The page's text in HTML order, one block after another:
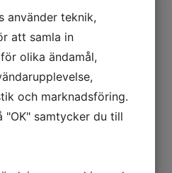
använder teknik,
att samla in
olika ändamål,
och marknadsföring.
"OK" samtycker du till